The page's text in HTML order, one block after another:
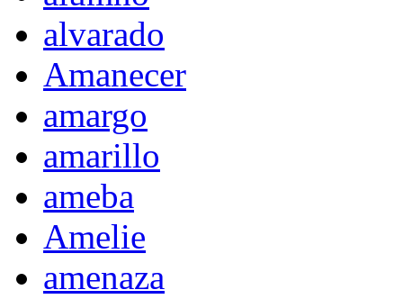
alvarado
Amanecer
amargo
amarillo
ameba
Amelie
amenaza